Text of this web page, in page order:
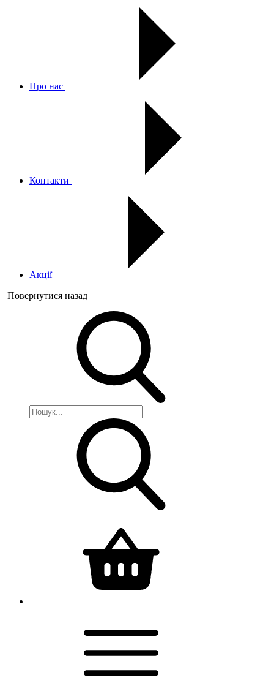
Про нас
Контакти
Акції
Повернутися назад